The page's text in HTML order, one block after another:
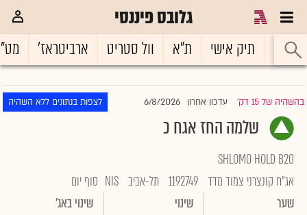
גלובס פיננסי
ראשי תיק אישי ת"א וול סטריט ארביטראז'
בהשהיה של 15 דק' |עדכון אחרון 6/8/2026 לצפות בנתונים ללא השהיה
שלמה החז אגח כ
SHLOMO HOLD B20
אג"ח קונצרני צמוד מדד 1192749 תל-אביב NIS סוף יום
שער
שינוי שינוי באג'